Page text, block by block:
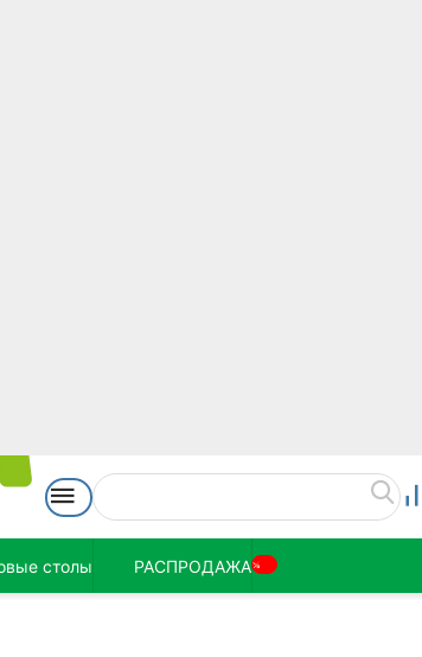
столы РАСПРОДАЖА%